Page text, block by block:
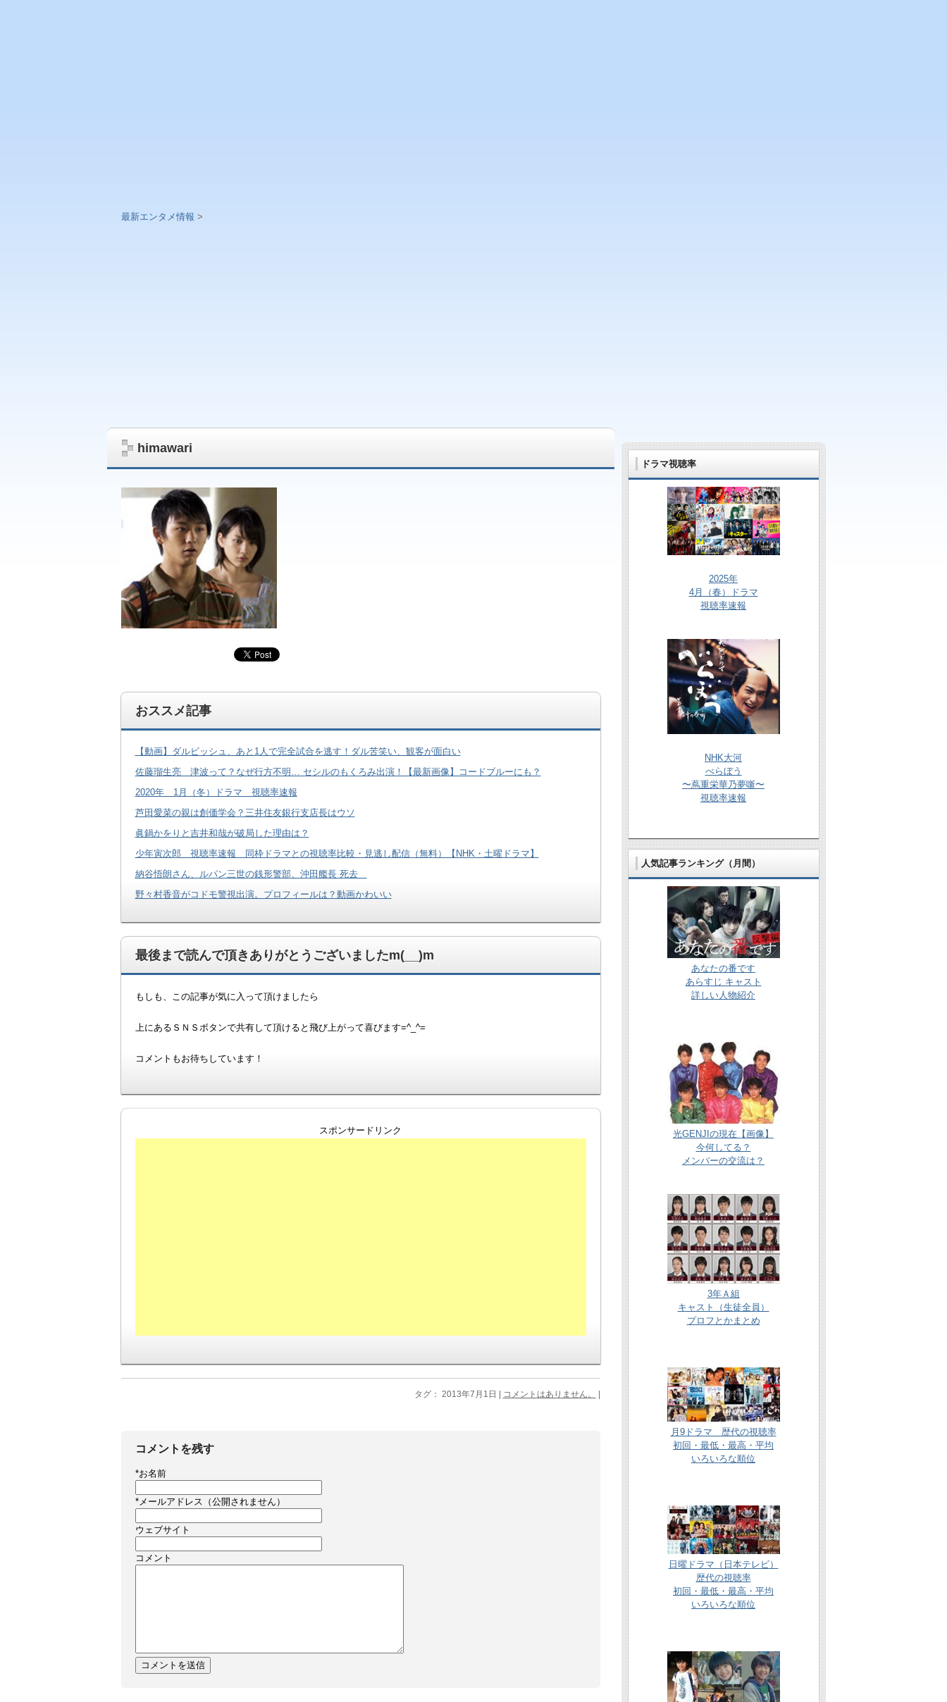
himawari
おススメ記事
【動画】ダルビッシュ、あと1人で完全試合を逃す！ダル苦笑い、観客が面白い
佐藤瑠生亮 津波って？なぜ行方不明… セシルのもくろみ出演！【最新画像】コードブルーにも？
2020年 1月（冬）ドラマ 視聴率速報
芦田愛菜の親は創価学会？三井住友銀行支店長はウソ
眞鍋かをりと吉井和哉が破局した理由は？
少年寅次郎 視聴率速報 同枠ドラマとの視聴率比較・見逃し配信（無料）【NHK・土曜ドラマ】
納谷悟朗さん、ルパン三世の銭形警部、沖田艦長 死去
野々村香音がコドモ警視出演。プロフィールは？動画かわいい
最後まで読んで頂きありがとうございましたm(__)m
もしも、この記事が気に入って頂けましたら
上にあるＳＮＳボタンで共有して頂けると飛び上がって喜びます=^_^=
コメントもお待ちしています！
スポンサードリンク
タグ： 2013年7月1日 | コメントはありません。 |
コメントを残す
*お名前
*メールアドレス（公開されません）
ウェブサイト
コメント
ドラマ視聴率
2025年
4月（春）ドラマ
視聴率速報
NHK大河
べらぼう
〜蔦重栄華乃夢噺〜
視聴率速報
人気記事ランキング（月間）
あなたの番です
あらすじ キャスト
詳しい人物紹介
光GENJIの現在【画像】
今何してる？
メンバーの交流は？
3年Ａ組
キャスト（生徒全員）
プロフとかまとめ
月9ドラマ 歴代の視聴率
初回・最低・最高・平均
いろいろな順位
日曜ドラマ（日本テレビ）
歴代の視聴率
初回・最低・最高・平均
いろいろな順位
最新エンタメ情報